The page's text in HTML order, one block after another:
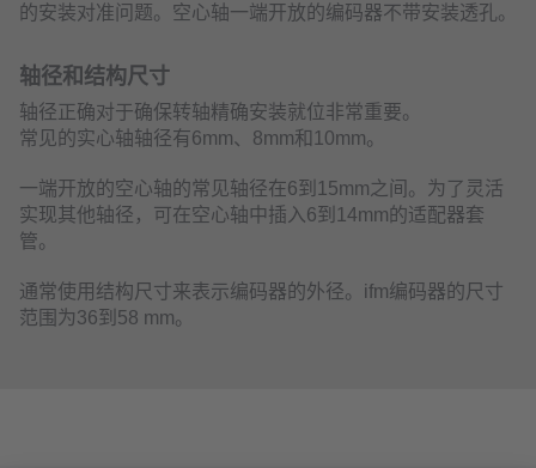
的安装对准问题。空心轴一端开放的编码器不带安装透孔。
轴径和结构尺寸
轴径正确对于确保转轴精确安装就位非常重要。
常见的实心轴轴径有6mm、8mm和10mm。
一端开放的空心轴的常见轴径在6到15mm之间。为了灵活
实现其他轴径，可在空心轴中插入6到14mm的适配器套
管。
通常使用结构尺寸来表示编码器的外径。ifm编码器的尺寸
范围为36到58 mm。